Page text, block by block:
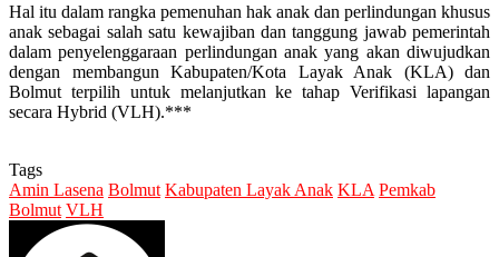
Hal itu dalam rangka pemenuhan hak anak dan perlindungan khusus
anak sebagai salah satu kewajiban dan tanggung jawab pemerintah
dalam penyelenggaraan perlindungan anak yang akan diwujudkan
dengan membangun Kabupaten/Kota Layak Anak (KLA) dan
Bolmut terpilih untuk melanjutkan ke tahap Verifikasi lapangan
secara Hybrid (VLH).***
Tags
Amin Lasena Bolmut Kabupaten Layak Anak KLA Pemkab
Bolmut VLH